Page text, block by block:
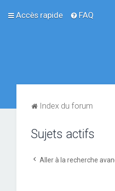
Accès rapide FAQ
Index du forum
Sujets actifs
Aller à la recherche